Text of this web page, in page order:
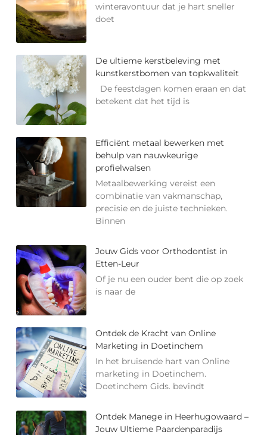
winteravontuur dat je hart sneller
doet
De ultieme kerstbeleving met
kunstkerstbomen van topkwaliteit
De feestdagen komen eraan en dat
betekent dat het tijd is
Efficiënt metaal bewerken met
behulp van nauwkeurige
profielwalsen
Metaalbewerking vereist een
combinatie van vakmanschap,
precisie en de juiste technieken.
Binnen
Jouw Gids voor Orthodontist in
Etten-Leur
Of je nu een ouder bent die op zoek
is naar de
Ontdek de Kracht van Online
Marketing in Doetinchem
In het bruisende hart van Online
marketing in Doetinchem.
Doetinchem Gids. bevindt
Ontdek Manege in Heerhugowaard –
Jouw Ultieme Paardenparadijs